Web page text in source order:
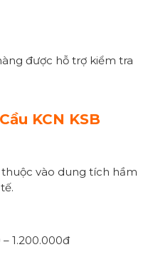
được hỗ trợ kiểm tra
KCN KSB
vào dung tích hầm
1.200.000đ